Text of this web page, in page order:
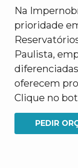
Na
prioridade
Paulista,
oferecem
Clique no
PEDIR